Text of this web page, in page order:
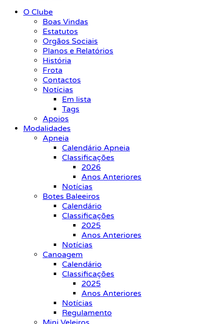
O Clube
Boas Vindas
Estatutos
Orgãos Sociais
Planos e Relatórios
História
Frota
Contactos
Notícias
Em lista
Tags
Apoios
Modalidades
Apneia
Calendário Apneia
Classificações
2026
Anos Anteriores
Notícias
Botes Baleeiros
Calendário
Classificações
2025
Anos Anteriores
Notícias
Canoagem
Calendário
Classificações
2025
Anos Anteriores
Notícias
Regulamento